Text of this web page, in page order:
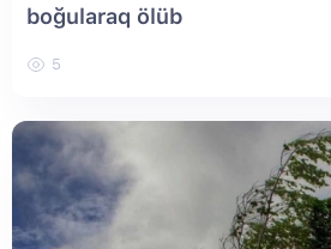
boğularaq ölüb
5